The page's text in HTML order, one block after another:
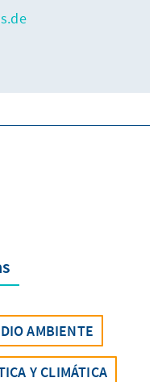
AMBIENTE
Y CLIMÁTICA